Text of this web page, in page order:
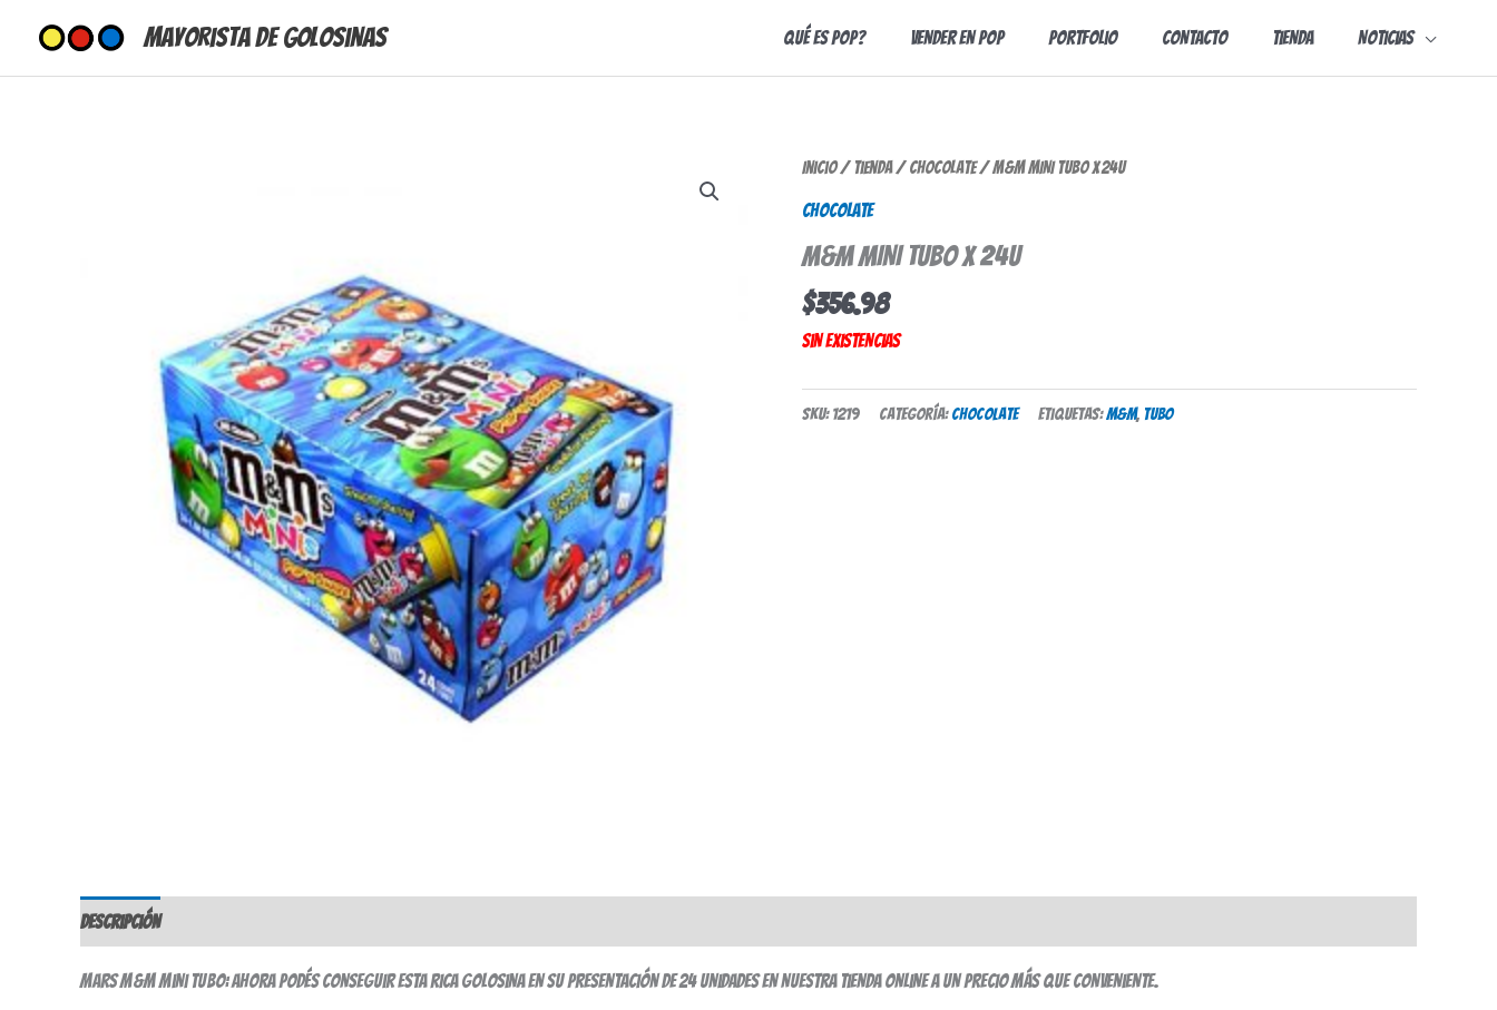
contenido
Mayorista de Golosinas Qué es Pop? Vender en Pop Portfolio Contacto Tienda Noticias
Inicio/ Tienda /Chocolate/ M&M MINI TUBO X 24u
Chocolate
M&M MINI TUBO X 24u
$356.98
Sin existencias
SKU:1219 Categoría:Chocolate Etiquetas:m&m, tubo
Descripción
Mars m&m mini tubo: ahora podés conseguir esta rica golosina en su presentación de 24 unidades en nuestra tienda online a un precio más que conveniente.